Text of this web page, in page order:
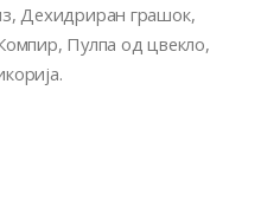
Дехидриран грашок,
Пулпа од цвекло,